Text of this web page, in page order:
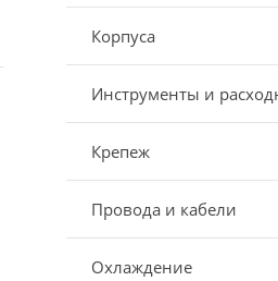
Корпуса
Инструменты и
Крепеж
Провода и кабели
Охлаждение